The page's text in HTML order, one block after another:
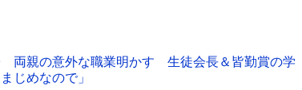
両親の意外な職業明かす 生徒会長＆皆勤賞の学
じめなので」